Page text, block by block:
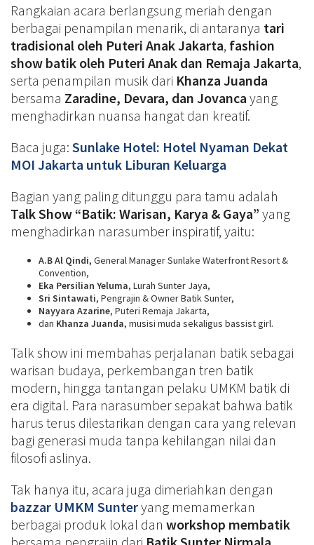
Rangkaian acara berlangsung meriah dengan
berbagai penampilan menarik, di antaranya tari
tradisional oleh Puteri Anak Jakarta, fashion
show batik oleh Puteri Anak dan Remaja Jakarta,
serta penampilan musik dari Khanza Juanda
bersama Zaradine, Devara, dan Jovanca yang
menghadirkan nuansa hangat dan kreatif.
Baca juga: Sunlake Hotel: Hotel Nyaman Dekat
MOI Jakarta untuk Liburan Keluarga
Bagian yang paling ditunggu para tamu adalah
Talk Show “Batik: Warisan, Karya & Gaya” yang
menghadirkan narasumber inspiratif, yaitu:
A.B Al Qindi, General Manager Sunlake Waterfront Resort &
Convention,
Eka Persilian Yeluma, Lurah Sunter Jaya,
Sri Sintawati, Pengrajin & Owner Batik Sunter,
Nayyara Azarine, Puteri Remaja Jakarta,
dan Khanza Juanda, musisi muda sekaligus bassist girl.
Talk show ini membahas perjalanan batik sebagai
warisan budaya, perkembangan tren batik
modern, hingga tantangan pelaku UMKM batik di
era digital. Para narasumber sepakat bahwa batik
harus terus dilestarikan dengan cara yang relevan
bagi generasi muda tanpa kehilangan nilai dan
filosofi aslinya.
Tak hanya itu, acara juga dimeriahkan dengan
bazzar UMKM Sunteryang memamerkan
berbagai produk lokal dan workshop membatik